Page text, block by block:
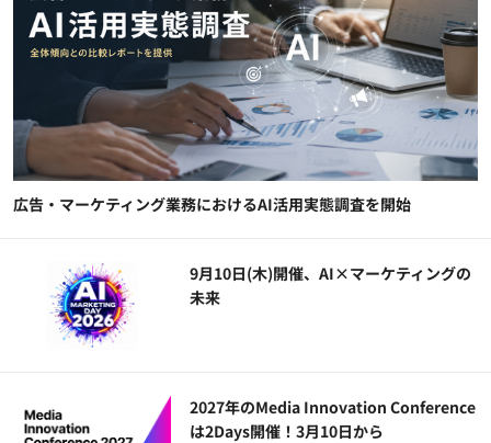
広告・マーケティング業務におけるAI活用実態調査を開始
9月10日(木)開催、AI×マーケティングの
未来
2027年のMedia Innovation Conference
は2Days開催！3月10日から